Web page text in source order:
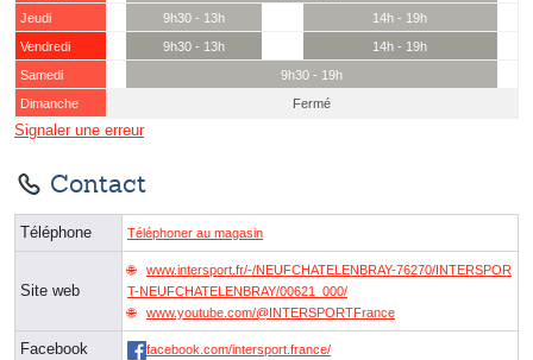
Jeudi
9h30 - 13h
14h - 19h
Vendredi
9h30 - 13h
14h - 19h
Samedi
9h30 - 19h
Dimanche
Fermé
Signaler une erreur
Contact
Téléphone Téléphoner au magasin
Site web
www.intersport.fr/-/NEUFCHATELENBRAY-76270/INTERSPOR
T-NEUFCHATELENBRAY/00621_000/
www.youtube.com/@INTERSPORTFrance
Facebook facebook.com/intersport.france/